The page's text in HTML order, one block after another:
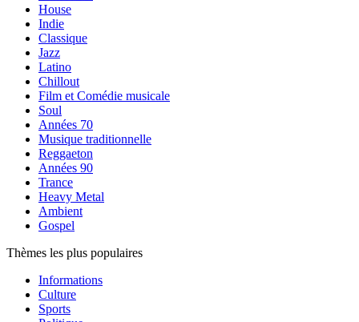
House
Indie
Classique
Jazz
Latino
Chillout
Film et Comédie musicale
Soul
Années 70
Musique traditionnelle
Reggaeton
Années 90
Trance
Heavy Metal
Ambient
Gospel
Thèmes les plus populaires
Informations
Culture
Sports